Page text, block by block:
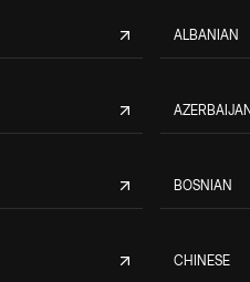
ALBANIAN
BOSNIAN
CHINESE